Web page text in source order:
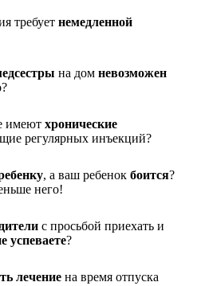
требует немедленной
на дом невозможен
?
имеют хронические
регулярных инъекций?
, а ваш ребенок боится?
него!
с просьбой приехать и
успеваете?
лечение на время отпуска